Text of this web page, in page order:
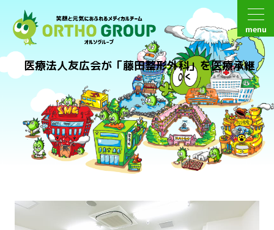
menu
医療法人友広会が「藤田整形外科」を医療承継